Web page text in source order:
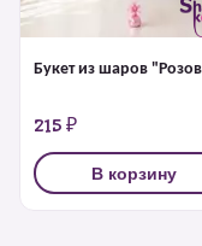
Букет из шаров
215 ₽
В корзину